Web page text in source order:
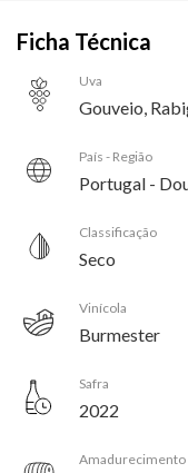
Ficha Técnica
Uva
Gouveio,
País - Região
Portugal -
Classificação
Seco
Vinícola
Burmester
Safra
2022
Amadurecimento